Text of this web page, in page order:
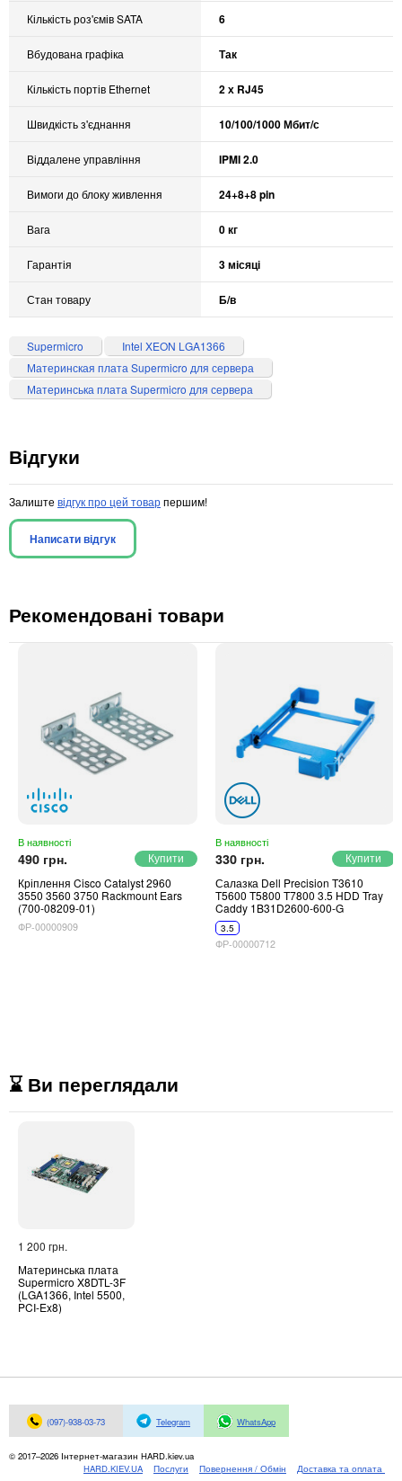
Кількість роз'ємів SATA 6
Вбудована графіка Так
Кількість портів Ethernet 2 х RJ45
Швидкість з'єднання 10/100/1000 Мбит/с
Віддалене управління IPMI 2.0
Вимоги до блоку живлення 24+8+8 pin
Вага 0 кг
Гарантія 3 місяці
Стан товару Б/в
Supermicro
Intel XEON LGA1366
Материнская плата Supermicro для сервера
Материнська плата Supermicro для сервера
Відгуки
Залиште відгук про цей товарпершим!
Написати відгук
Рекомендовані товари
В наявності
490 грн.
Кріплення Cisco Catalyst 2960
3550 3560 3750 Rackmount Ears
(700-08209-01)
ФР-00000909
В наявності
330 грн.
Салазка Dell Precision T3610
T5600 T5800 T7800 3.5 HDD Tray
Caddy 1B31D2600-600-G
3.5
ФР-00000712
⌛ Ви переглядали
1 200 грн.
Материнська плата
Supermicro X8DTL-3F
(LGA1366, Intel 5500,
PCI-Ex8)
(097)-938-03-73 Telegram WhatsApp
© 2017–2026 Інтернет-магазин HARD.kiev.ua
HARD.KIEV.UA
Послуги Повернення / Обмін Доставка та оплата